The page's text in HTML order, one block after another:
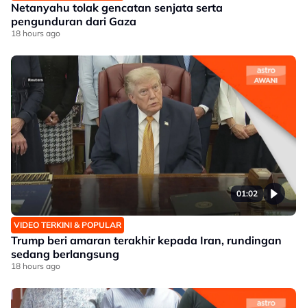
Netanyahu tolak gencatan senjata serta
pengunduran dari Gaza
18 hours ago
01:02
VIDEO TERKINI & POPULAR
Trump beri amaran terakhir kepada Iran, rundingan
sedang berlangsung
18 hours ago